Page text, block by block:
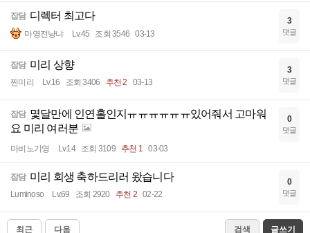
잡담 디렉터 최고다
마영전냥냐 Lv.45 조회 3546 03-13
3
댓글
잡담 미리 상향
찐미리 Lv.16 조회 3406 추천 2 03-13
3
댓글
잡담 몇달만에 인연홀인지ㅠㅠㅠㅠㅠㅠ있어줘서 고마워
요 미리 여러분
마비노기영 Lv.14 조회 3109 추천 1 03-03
0
댓글
잡담 미리 회생 축하드리러 왔습니다
Luminoso Lv.69 조회 2920 추천 2 02-22
0
댓글
최근 다음 검색 글쓰기